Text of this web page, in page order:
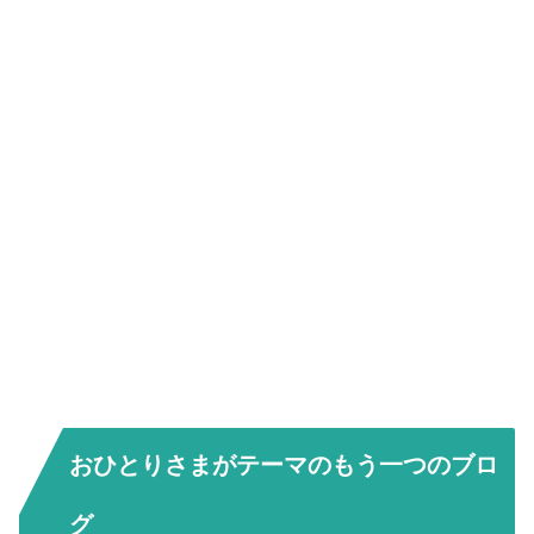
おひとりさまがテーマのもう一つのブロ
グ